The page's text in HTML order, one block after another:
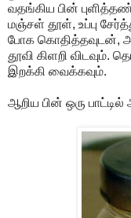
வதங்கிய பின்
மஞ்சள் தூள், உப்பு
போக கொதித்தவுடன்,
தூவி கிளறி விடவும்.
இறக்கி வைக்கவும்.
ஆறிய பின் ஒரு